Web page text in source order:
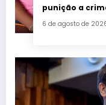
punição a
6 de agosto de